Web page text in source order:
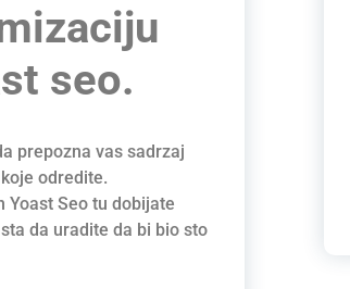
seo.
prepozna vas sadrzaj
odredite.
Yoast Seo tu dobijate
da uradite da bi bio sto